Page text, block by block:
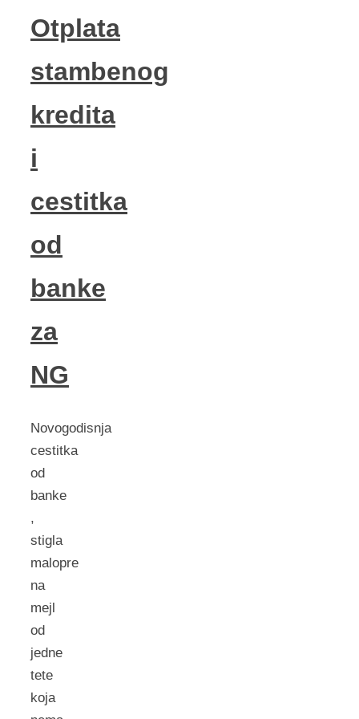
Otplata
stambenog
kredita
i
cestitka
od
banke
za
NG
Novogodisnja
cestitka
od
banke
,
stigla
malopre
na
mejl
od
jedne
tete
koja